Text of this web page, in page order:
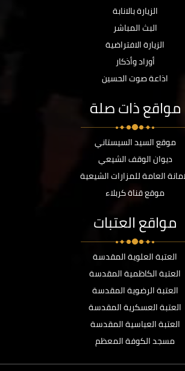
الزيارة بالانابة
البث المباشر
الزيارة الافتراضية
أوراد وأذكار
اذاعة صوت الحسين
مواقع ذات صلة
موقع السيد السيستاني
ديوان الوقف الشيعي
العامة للمزارات الشيعية
موقع قناة كربلاء
مواقع العتبات
العتبة العلوية المقدسة
العتبة الكاظمية المقدسة
العتبة الرضوية المقدسة
العتبة العسكرية المقدسة
العتبة العباسية المقدسة
مسجد الكوفة المعظم